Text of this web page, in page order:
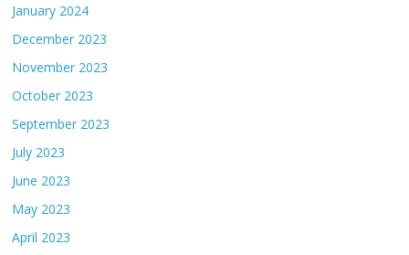
January 2024
December 2023
November 2023
October 2023
September 2023
July 2023
June 2023
May 2023
April 2023